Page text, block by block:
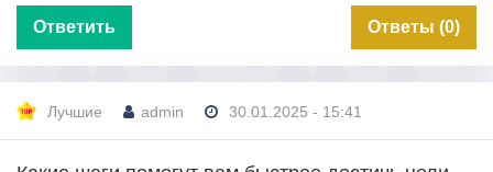
Ответить Ответы (0)
Лучшие admin 30.01.2025 - 15:41